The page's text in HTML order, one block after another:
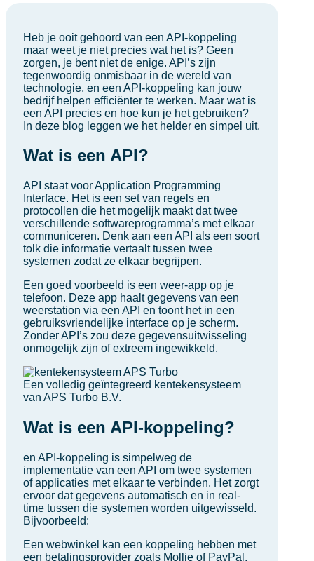
Heb je ooit gehoord van een API-koppeling
maar weet je niet precies wat het is? Geen
zorgen, je bent niet de enige. API’s zijn
tegenwoordig onmisbaar in de wereld van
technologie, en een API-koppeling kan jouw
bedrijf helpen efficiënter te werken. Maar wat is
een API precies en hoe kun je het gebruiken?
In deze blog leggen we het helder en simpel uit.
Wat is een API?
API staat voor Application Programming
Interface. Het is een set van regels en
protocollen die het mogelijk maakt dat twee
verschillende softwareprogramma’s met elkaar
communiceren. Denk aan een API als een soort
tolk die informatie vertaalt tussen twee
systemen zodat ze elkaar begrijpen.
Een goed voorbeeld is een weer-app op je
telefoon. Deze app haalt gegevens van een
weerstation via een API en toont het in een
gebruiksvriendelijke interface op je scherm.
Zonder API’s zou deze gegevensuitwisseling
onmogelijk zijn of extreem ingewikkeld.
Een volledig geïntegreerd kentekensysteem
van APS Turbo B.V.
Wat is een API-koppeling?
en API-koppeling is simpelweg de
implementatie van een API om twee systemen
of applicaties met elkaar te verbinden. Het zorgt
ervoor dat gegevens automatisch en in real-
time tussen die systemen worden uitgewisseld.
Bijvoorbeeld:
Een webwinkel kan een koppeling hebben met
een betalingsprovider zoals Mollie of PayPal.